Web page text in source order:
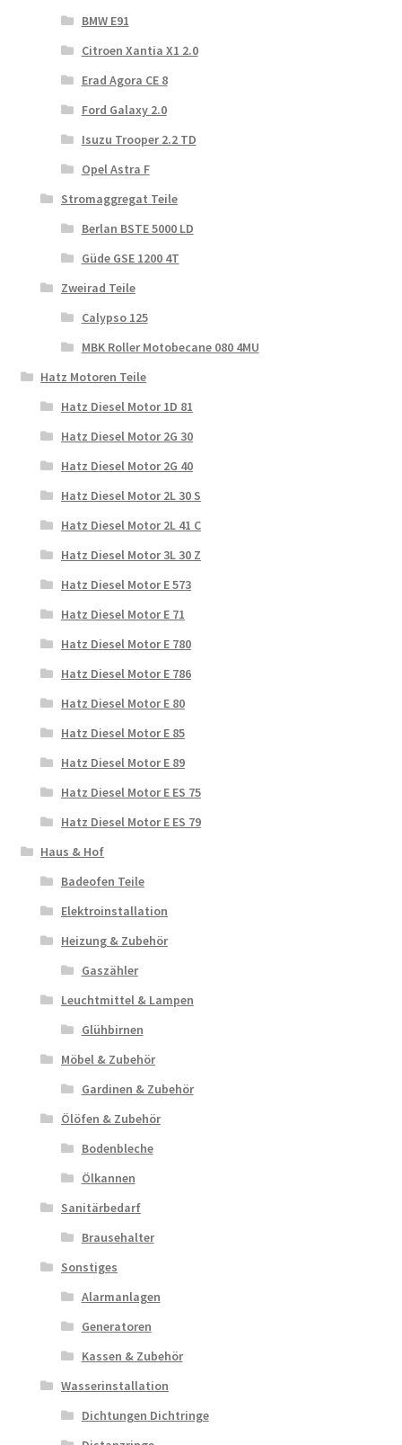
BMW E91
Citroen Xantia X1 2.0
Erad Agora CE 8
Ford Galaxy 2.0
Isuzu Trooper 2.2 TD
Opel Astra F
Stromaggregat Teile
Berlan BSTE 5000 LD
Güde GSE 1200 4T
Zweirad Teile
Calypso 125
MBK Roller Motobecane 080 4MU
Hatz Motoren Teile
Hatz Diesel Motor 1D 81
Hatz Diesel Motor 2G 30
Hatz Diesel Motor 2G 40
Hatz Diesel Motor 2L 30 S
Hatz Diesel Motor 2L 41 C
Hatz Diesel Motor 3L 30 Z
Hatz Diesel Motor E 573
Hatz Diesel Motor E 71
Hatz Diesel Motor E 780
Hatz Diesel Motor E 786
Hatz Diesel Motor E 80
Hatz Diesel Motor E 85
Hatz Diesel Motor E 89
Hatz Diesel Motor E ES 75
Hatz Diesel Motor E ES 79
Haus & Hof
Badeofen Teile
Elektroinstallation
Heizung & Zubehör
Gaszähler
Leuchtmittel & Lampen
Glühbirnen
Möbel & Zubehör
Gardinen & Zubehör
Ölöfen & Zubehör
Bodenbleche
Ölkannen
Sanitärbedarf
Brausehalter
Sonstiges
Alarmanlagen
Generatoren
Kassen & Zubehör
Wasserinstallation
Dichtungen Dichtringe